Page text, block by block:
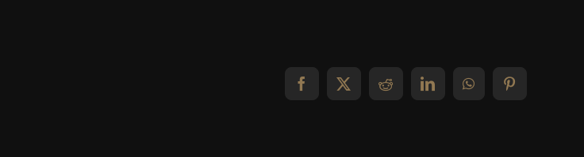
Facebook
X RedditLinkedInWhatsAppPinterest